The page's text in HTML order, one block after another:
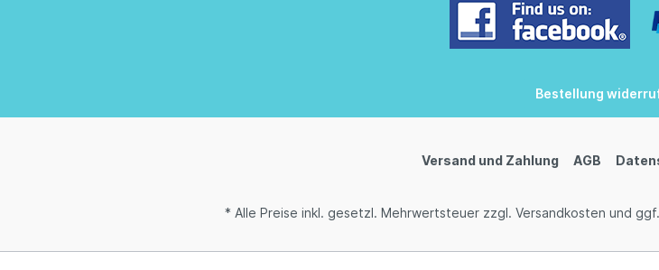
Bestellung
Versand und Zahlung AGB
* Alle Preise inkl. gesetzl. Mehrwertsteuer zzgl. Versandkosten und